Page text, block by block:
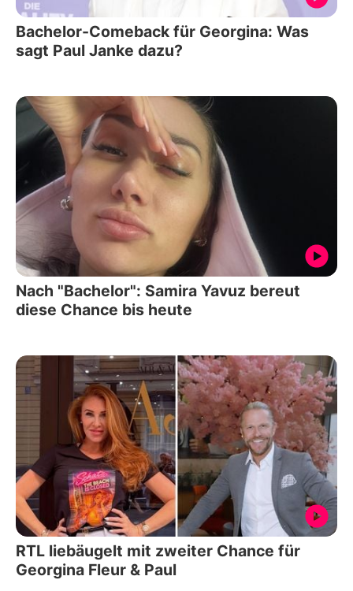
Bachelor-Comeback für Georgina: Was
sagt Paul Janke dazu?
Nach "Bachelor": Samira Yavuz bereut
diese Chance bis heute
RTL liebäugelt mit zweiter Chance für
Georgina Fleur & Paul